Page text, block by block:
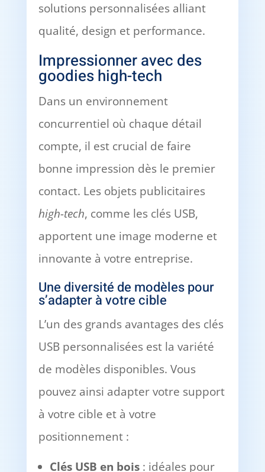
solutions personnalisées alliant
qualité, design et performance.
Impressionner avec des
goodies high-tech
Dans un environnement
concurrentiel où chaque détail
compte, il est crucial de faire
bonne impression dès le premier
contact. Les objets publicitaires
high-tech, comme les clés USB,
apportent une image moderne et
innovante à votre entreprise.
Une diversité de modèles pour
s’adapter à votre cible
L’un des grands avantages des clés
USB personnalisées est la variété
de modèles disponibles. Vous
pouvez ainsi adapter votre support
à votre cible et à votre
positionnement :
Clés USB en bois: idéales pour